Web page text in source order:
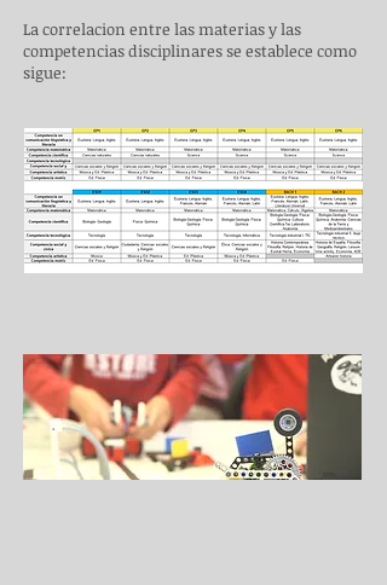
La correlacion entre las materias y las
competencias disciplinares se establece como
sigue: